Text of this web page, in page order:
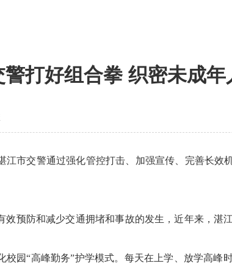
打好组合拳 织密未成年
江市交警通过强化管控打击、加强宣传、完善长效
效预防和减少交通拥堵和事故的发生，近年来，湛
校园“高峰勤务”护学模式。每天在上学、放学高峰